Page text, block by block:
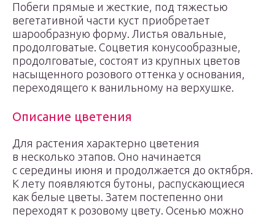
Побеги прямые и жесткие, под тяжестью
вегетативной части куст приобретает
шарообразную форму. Листья овальные,
продолговатые. Соцветия конусообразные,
продолговатые, состоят из крупных цветов
насыщенного розового оттенка у основания,
переходящего к ванильному на верхушке.
Описание цветения
Для растения характерно цветения
в несколько этапов. Оно начинается
с середины июня и продолжается до октября.
К лету появляются бутоны, распускающиеся
как белые цветы. Затем постепенно они
переходят к розовому цвету. Осенью можно